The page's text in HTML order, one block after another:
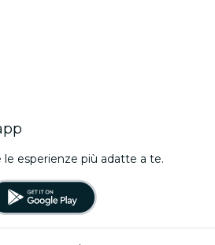
le esperienze più adatte a te.